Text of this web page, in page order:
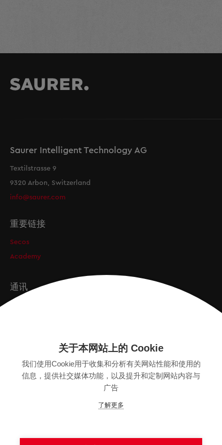
Saurer Intelligent Technology AG
Textilstrasse 9
9320 Arbon, Switzerland
info@saurer.com
重要链接
Secos
Academy
通讯
SITEMAP
关于本网站上的 Cookie
我们使用Cookie用于收集和分析有关网站性能和使用的
信息，提供社交媒体功能，以及提升和定制网站内容与
广告
了解更多